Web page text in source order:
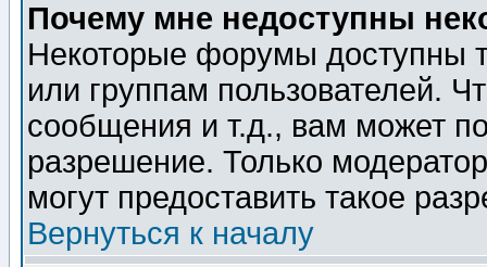
Почему мне недоступны
Некоторые форумы доступны
или группам пользователей.
сообщения и т.д., вам может
разрешение. Только
могут предоставить такое
Вернуться к началу